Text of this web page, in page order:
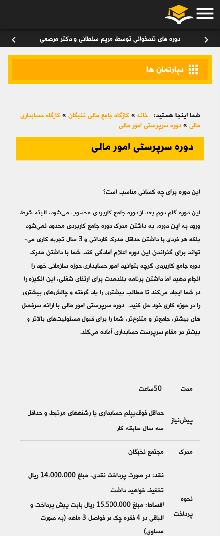
menu
chevron_right دوره های تندخوانی توسط مریم سلطانی و دکتر مرصعی chevron_left
apps دپارتمان ها
شما اینجا هستید: خانه » کازگاه جامع مالی نخبگان » کارگاه حسابداری
مالی » دوره سرپرستی امور مالی
دوره سرپرستی امور مالی
این دوره برای چه کسانی مناسب است؟
این دوره گام دوم بعد از دوره جامع کاربردی محسوب می‌­شود، البته شرط
ورود به این دوره، به داشتن مدرک دوره جامع کاربردی محدود نمی‌­شود
بلکه هر فردی با داشتن حداقل مدرک کاردانی و 3 سال تجربه کاری می‌­
تواند برای گذراندن این دوره اعلام آمادگی کند. شما با داشتن مدرک
دوره جامع کاربردی گرچه بتوانید امور حسابداری حوزه سازمانی خود را
انجام دهید اما داشتن برنامه بلندمدت برای ارتقای شغلی، این انگیزه را
در شما ایجاد می­‌کند تا مطالب بیشتری را یاد گرفته و چالش­‌های بیشتری
را در حوزه کاری خود حل کنید. دوره سرپرستی امور مالی با ارائه سرفصل­‌
های بیشتر، جامع­‌تر و متنوع­‌تر، شما را برای قبول مسئولیت­‌های بالاتر و
بیشتر در مقام سرپرست حسابداری آماده می­‌کند.
مدت
پیش‌نیاز
حداقل فوق‎دیپلم حسابداری یا رشته‎های مرتبط و حداقل
سه سال سابقه کار
مدرک مجتمع نخبگان
نحوه
پرداخت
نقد: در صورت پرداخت نقدی، مبلغ 14،000،000 ریال
تخفیف خواهید داشت.
اقساط:
مبلغ 15.500.000 ریال بابت پیش پرداخت و
الباقی در 4 فقره چک در فواصل 3 ماهه (به صورت
مساوی)